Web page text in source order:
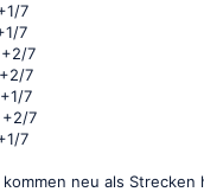
7
7
+2/7
7
7
+2/7
7
neu als Strecken